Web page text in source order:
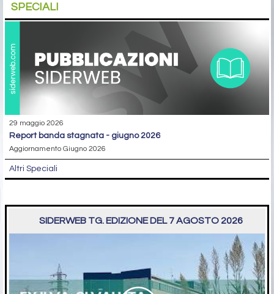
SPECIALI
29 maggio 2026
report banda stagnata - giugno 2026
Aggiornamento Giugno 2026
Altri Speciali
SIDERWEB TG. EDIZIONE DEL 7 AGOSTO 2026